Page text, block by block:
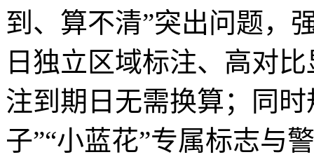
到、算不清”突出问题，
日独立区域标注、高对
注到期日无需换算；同
子”“小蓝花”专属标志与